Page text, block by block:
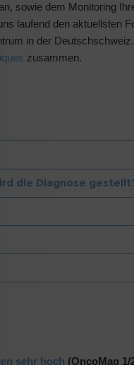
sowie dem Monitoring
laufend den aktuellsten
in der
zusammen.
die Diagnose
sehr hoch (OncoMag 1/